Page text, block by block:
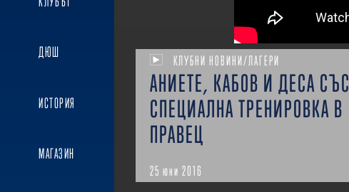
ДЮШ
ИСТОРИЯ
МАГАЗИН
КЛУБНИ НОВИНИ/ЛАГЕРИ
АНИЕТЕ, КАБОВ И ДЕСА СЪС
СПЕЦИАЛНА ТРЕНИРОВКА В
ПРАВЕЦ
25 юни 2016